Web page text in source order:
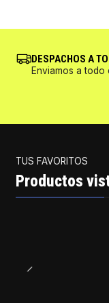
DESPACHOS A
Enviamos a todo
TUS FAVORITOS
Productos